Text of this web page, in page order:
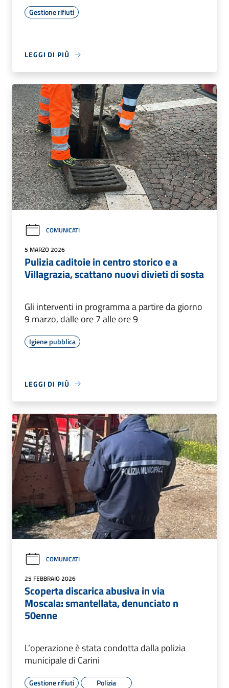
Gestione rifiuti
LEGGI DI PIÙ
COMUNICATI
5 MARZO 2026
Pulizia caditoie in centro storico e a
Villagrazia, scattano nuovi divieti di sosta
Gli interventi in programma a partire da giorno
9 marzo, dalle ore 7 alle ore 9
Igiene pubblica
LEGGI DI PIÙ
COMUNICATI
25 FEBBRAIO 2026
Scoperta discarica abusiva in via
Moscala: smantellata, denunciato n
50enne
L’operazione è stata condotta dalla polizia
municipale di Carini
Gestione rifiuti Polizia